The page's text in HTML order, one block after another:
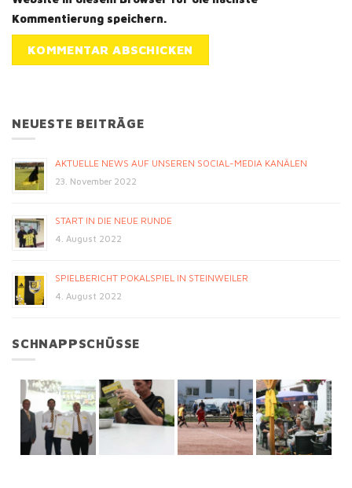
Kommentierung speichern.
NEUESTE BEITRÄGE
AKTUELLE NEWS AUF UNSEREN SOCIAL-MEDIA KANÄLEN
23. November 2022
START IN DIE NEUE RUNDE
4. August 2022
SPIELBERICHT POKALSPIEL IN STEINWEILER
4. August 2022
SCHNAPPSCHÜSSE